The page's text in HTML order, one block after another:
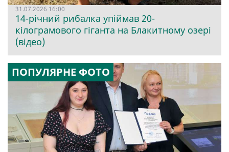
31.07.2026 16:00
14-річний рибалка упіймав 20-
кілограмового гіганта на Блакитному озері
(відео)
ПОПУЛЯРНЕ ФОТО